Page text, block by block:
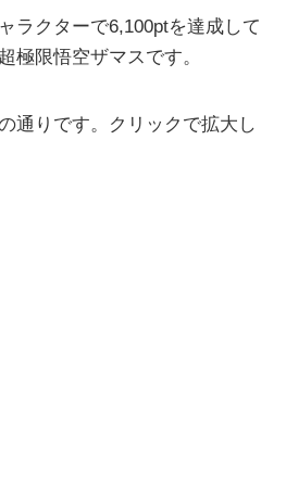
ラクターで6,100ptを達成して
極限悟空ザマスです。
通りです。クリックで拡大し